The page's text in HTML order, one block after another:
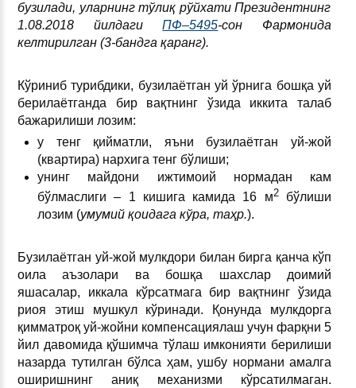
бузилади, уларнинг тўлиқ рўйхати Президентнинг
1.08.2018 йилдагиПФ–5495-сон Фармонида
келтирилган (3-бандга қаранг).
Кўриниб турибдики, бузилаётган уй ўрнига бошқа уй
берилаётганда бир вақтнинг ўзида иккита талаб
бажарилиши лозим:
у тенг қийматли, яъни бузилаётган уй-жой
(квартира) нархига тенг бўлиши;
унинг майдони ижтимоий нормадан кам
бўлмаслиги – 1 кишига камида 16 м2 бўлиши
лозим (умумий қоидага кўра, таҳр.).
Бузилаётган уй-жой мулкдори билан бирга қанча кўп
оила аъзолари ва бошқа шахслар доимий
яшасалар, иккала кўрсатмага бир вақтнинг ўзида
риоя этиш мушкул кўринади. Қонунда мулкдорга
қимматроқ уй-жойни компенсациялаш учун фарқни 5
йил давомида қўшимча тўлаш имконияти берилиши
назарда тутилган бўлса ҳам, ушбу нормани амалга
оширишнинг аниқ механизми кўрсатилмаган.